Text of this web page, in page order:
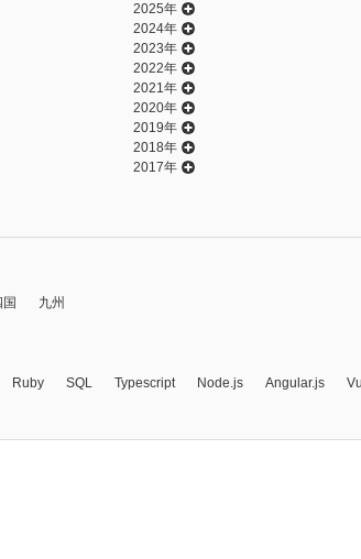
2025年
2024年
2023年
2022年
2021年
2020年
2019年
2018年
2017年
九州
Ruby SQL Typescript Node.js Angular.js